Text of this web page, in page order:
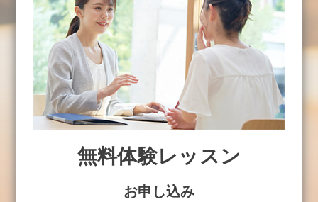
無料体験レッスン
お申し込み